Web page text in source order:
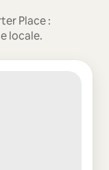
Place :
locale.